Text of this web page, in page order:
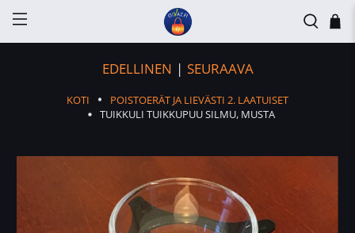
KOTI
POISTOERÄT JA LIEVÄSTI 2. LAATUISET
TUIKKULI TUIKKUPUU SILMU, MUSTA
EDELLINEN | SEURAAVA